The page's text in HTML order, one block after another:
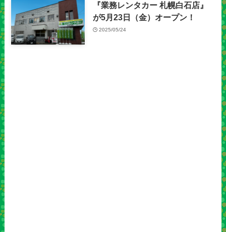
『業務レンタカー 札幌白石店』
が5月23日（金）オープン！
2025/05/24